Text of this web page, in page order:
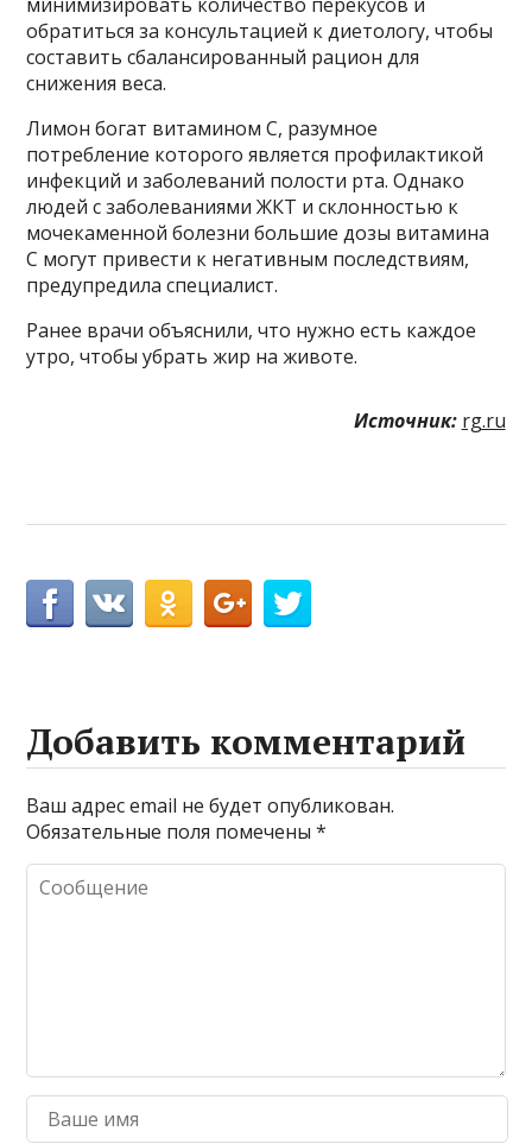
обратиться за консультацией к диетологу, чтобы
составить сбалансированный рацион для
снижения веса.
Лимон богат витамином С, разумное
потребление которого является профилактикой
инфекций и заболеваний полости рта. Однако
людей с заболеваниями ЖКТ и склонностью к
мочекаменной болезни большие дозы витамина
С могут привести к негативным последствиям,
предупредила специалист.
Ранее врачи объяснили, что нужно есть каждое
утро, чтобы убрать жир на животе.
Источник: rg.ru
Добавить комментарий
Ваш адрес email не будет опубликован.
Обязательные поля помечены*